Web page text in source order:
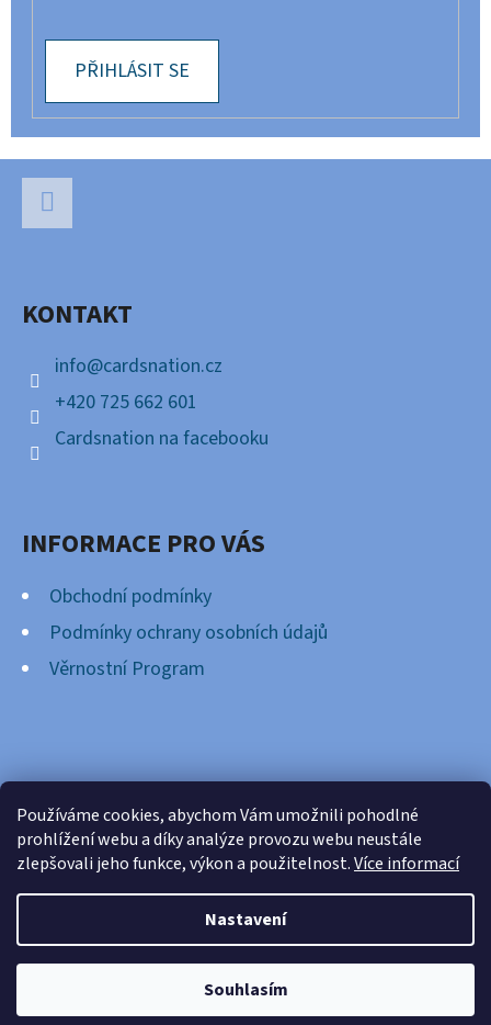
Používáme cookies, abychom Vám umožnili pohodlné
prohlížení webu a díky analýze provozu webu neustále
zlepšovali jeho funkce, výkon a použitelnost.Více informací
Nastavení
Souhlasím
PŘIHLÁSIT SE
KONTAKT
info@cardsnation.cz
+420 725 662 601
Cardsnation na facebooku
INFORMACE PRO VÁS
Obchodní podmínky
Podmínky ochrany osobních údajů
Věrnostní Program
FACEBOOK
Copyright 2026Cardsnation.cz. Všechna práva